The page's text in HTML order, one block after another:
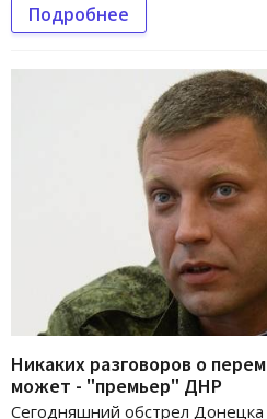
Подробнее
Никаких разговоров о
может - "премьер" ДНР
Сегодняшний обстрел